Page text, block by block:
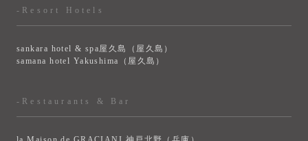
-Resort Hotels
sankara hotel & spa屋久島（屋久島）
samana hotel Yakushima（屋久島）
-Restaurants & Bar